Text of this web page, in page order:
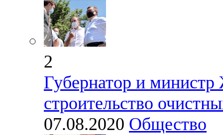
2
Губернатор и
строительство
07.08.2020 Общество